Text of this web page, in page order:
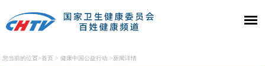
您当前的位置>首页 >健康中国公益行动 >新闻详情